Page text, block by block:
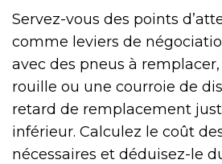
Servez-vous des points
comme leviers de
avec des pneus à
rouille ou une courroie de
retard de remplacement
inférieur. Calculez le coût
nécessaires et déduisez-le